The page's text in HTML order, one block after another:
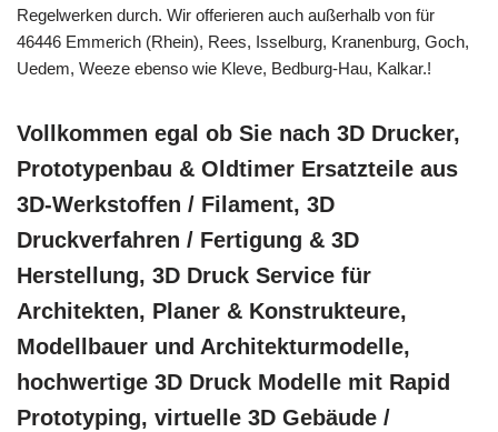
Regelwerken durch. Wir offerieren auch außerhalb von für
46446 Emmerich (Rhein), Rees, Isselburg, Kranenburg, Goch,
Uedem, Weeze ebenso wie Kleve, Bedburg-Hau, Kalkar.!
Vollkommen egal ob Sie nach 3D Drucker,
Prototypenbau & Oldtimer Ersatzteile aus
3D-Werkstoffen / Filament, 3D
Druckverfahren / Fertigung & 3D
Herstellung, 3D Druck Service für
Architekten, Planer & Konstrukteure,
Modellbauer und Architekturmodelle,
hochwertige 3D Druck Modelle mit Rapid
Prototyping, virtuelle 3D Gebäude /